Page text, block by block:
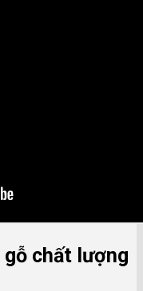
gỗ chất lượng